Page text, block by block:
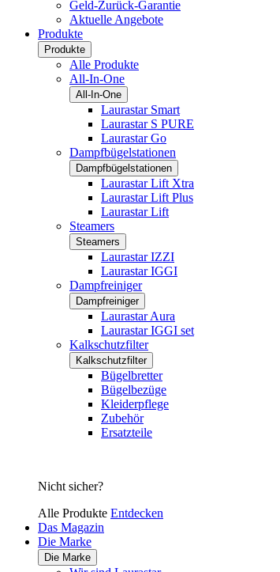
Geld-Zurück-Garantie
Aktuelle Angebote
Produkte
Produkte
Alle Produkte
All-In-One
All-In-One
Laurastar Smart
Laurastar S PURE
Laurastar Go
Dampfbügelstationen
Dampfbügelstationen
Laurastar Lift Xtra
Laurastar Lift Plus
Laurastar Lift
Steamers
Steamers
Laurastar IZZI
Laurastar IGGI
Dampfreiniger
Dampfreiniger
Laurastar Aura
Laurastar IGGI set
Kalkschutzfilter
Kalkschutzfilter
Bügelbretter
Bügelbezüge
Kleiderpflege
Zubehör
Ersatzteile
Nicht sicher?
Alle Produkte Entdecken
Das Magazin
Die Marke
Die Marke